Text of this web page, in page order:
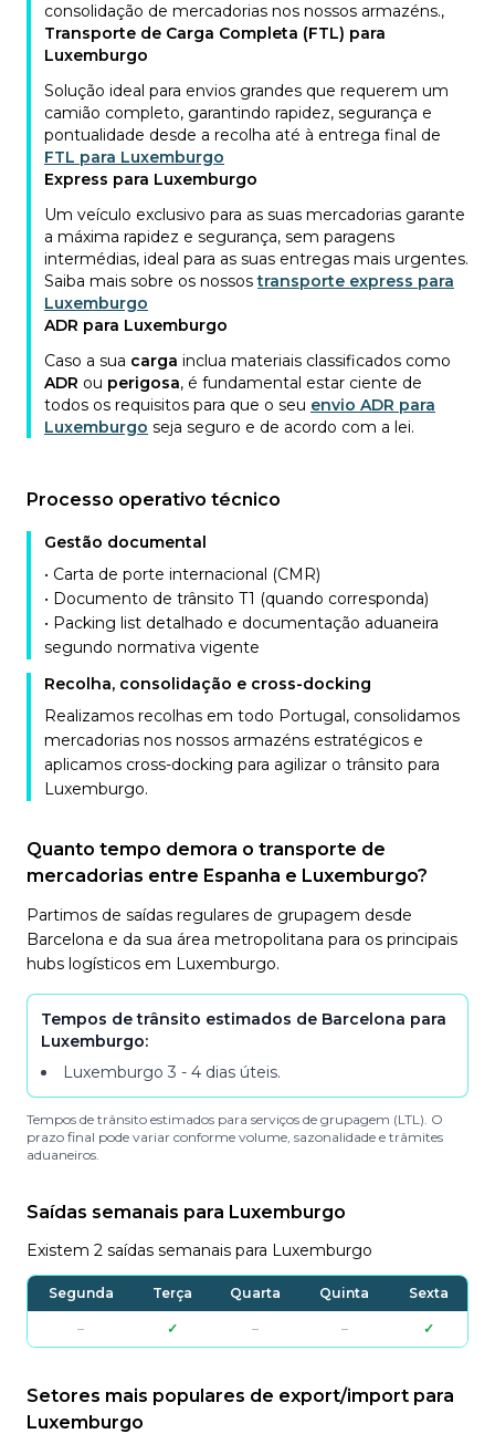
consolidação de mercadorias nos nossos armazéns.,
Transporte de Carga Completa (FTL) para
Luxemburgo
Solução ideal para envios grandes que requerem um
camião completo, garantindo rapidez, segurança e
pontualidade desde a recolha até à entrega final de
FTL para Luxemburgo
Express para Luxemburgo
Um veículo exclusivo para as suas mercadorias garante
a máxima rapidez e segurança, sem paragens
intermédias, ideal para as suas entregas mais urgentes.
Saiba mais sobre os nossos transporte express para
Luxemburgo
ADR para Luxemburgo
Caso a sua carga inclua materiais classificados como
ADR ou perigosa, é fundamental estar ciente de
todos os requisitos para que o seu envio ADR para
Luxemburgo seja seguro e de acordo com a lei.
Processo operativo técnico
Gestão documental
• Carta de porte internacional (CMR)
• Documento de trânsito T1 (quando corresponda)
• Packing list detalhado e documentação aduaneira
segundo normativa vigente
Recolha, consolidação e cross-docking
Realizamos recolhas em todo Portugal, consolidamos
mercadorias nos nossos armazéns estratégicos e
aplicamos cross-docking para agilizar o trânsito para
Luxemburgo.
Quanto tempo demora o transporte de
mercadorias entre Espanha e Luxemburgo?
Partimos de saídas regulares de grupagem desde
Barcelona e da sua área metropolitana para os principais
hubs logísticos em Luxemburgo.
Tempos de trânsito estimados de Barcelona para
Luxemburgo:
Luxemburgo 3 - 4 dias úteis.
Tempos de trânsito estimados para serviços de grupagem (LTL). O
prazo final pode variar conforme volume, sazonalidade e trâmites
aduaneiros.
Saídas semanais para Luxemburgo
Existem 2 saídas semanais para Luxemburgo
Segunda Terça Quarta Quinta Sexta
– ✓ – – ✓
Setores mais populares de export/import para
Luxemburgo